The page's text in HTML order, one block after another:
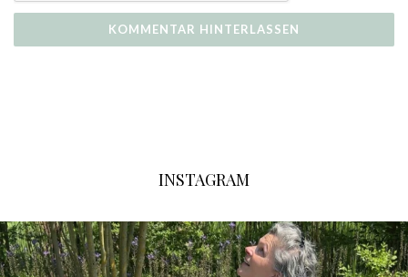
INSTAGRAM